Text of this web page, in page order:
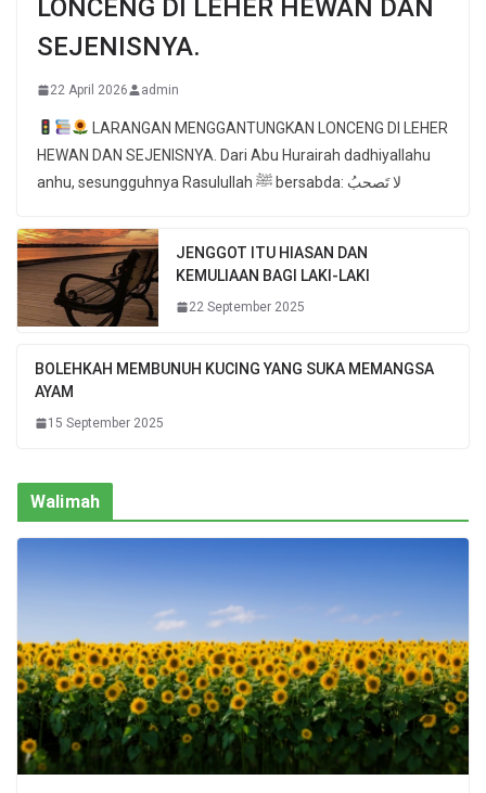
LONCENG DI LEHER HEWAN DAN
SEJENISNYA.
22 April 2026 admin
LARANGAN MENGGANTUNGKAN LONCENG DI LEHER
HEWAN DAN SEJENISNYA. Dari Abu Hurairah dadhiyallahu
anhu, sesungguhnya Rasulullah ﷺ bersabda: لا تَصحبُ
JENGGOT ITU HIASAN DAN
KEMULIAAN BAGI LAKI-LAKI
22 September 2025
BOLEHKAH MEMBUNUH KUCING YANG SUKA MEMANGSA
AYAM
15 September 2025
Walimah